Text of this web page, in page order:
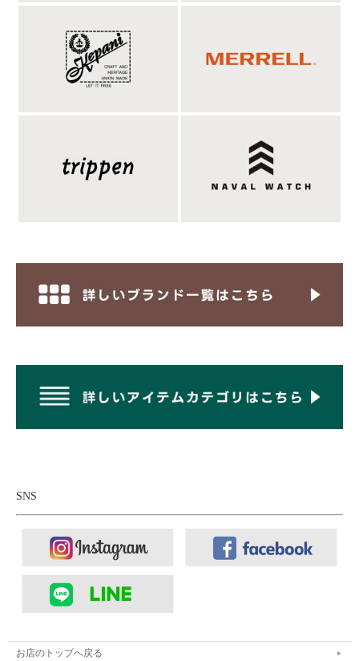
自然なシボとふくらみを宿した、近江晒ブロード
生地。
やして出来た灰を水で溶かした灰汁をかけながら天日干しをす
る、大釜に入れて灰汁で炊き天日干しをする、この工程を数回繰
り返し、染色前に丁寧にゆっくりと時間をかけて生地をもみほぐ
撥水性・適度な反発感と、ヌメリ感のある肌触りを持った独特の
日本製のシャツなのに、価格も抑えられていて、お求めやすいの
もルーズフィットシリーズの魅力。シボによる独特なヴィンテー
ジ感の出た生地の風合いが抜群に良くて、こなれた印象を出せる
夏の一着です。
SNS
お店のトップへ戻る